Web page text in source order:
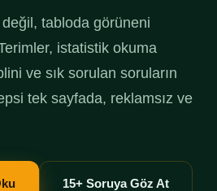
tabloda görüneni
istatistik okuma
ve sık sorulan soruların
tek sayfada, reklamsız ve
15+ Soruya Göz At